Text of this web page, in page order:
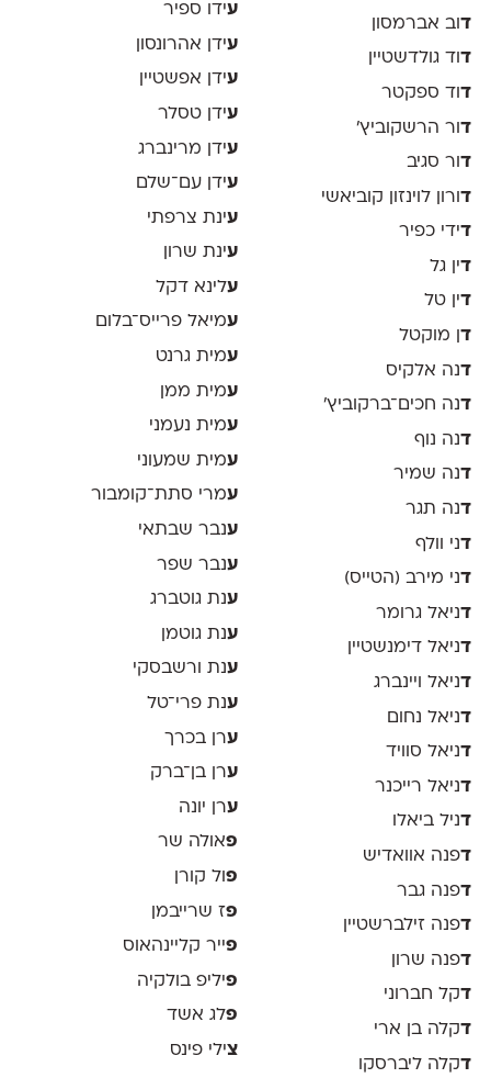
דוב אברמסון
דוד גולדשטיין
דוד ספקטר
דור הרשקוביץ׳
דור סגיב
דורון לוינזון קוביאשי
דידי כפיר
דין גל
דין טל
דן מוקטל
דנה אלקיס
דנה חכים־ברקוביץ׳
דנה נוף
דנה שמיר
דנה תגר
דני וולף
דני מירב (הטייס)
דניאל גרומר
דניאל דימנשטיין
דניאל ויינברג
דניאל נחום
דניאל סוויד
דניאל רייכנר
דניל ביאלו
דפנה אוואדיש
דפנה גבר
דפנה זילברשטיין
דפנה שרון
דקל חברוני
דקלה בן ארי
דקלה ליברסקו
עידו ספיר
עידן אהרונסון
עידן אפשטיין
עידן טסלר
עידן מרינברג
עידן עם־שלם
עינת צרפתי
עינת שרון
עלינא דקל
עמיאל פרייס־בלום
עמית גרנט
עמית ממן
עמית נעמני
עמית שמעוני
עמרי סתת־קומבור
ענבר שבתאי
ענבר שפר
ענת גוטברג
ענת גוטמן
ענת ורשבסקי
ענת פרי־טל
ערן בכרך
ערן בן־ברק
ערן יונה
פאולה שר
פ ול קורן
פז שרייבמן
פייר קליינהאוס
פיליפ בולקיה
פלג אשד
צילי פינס